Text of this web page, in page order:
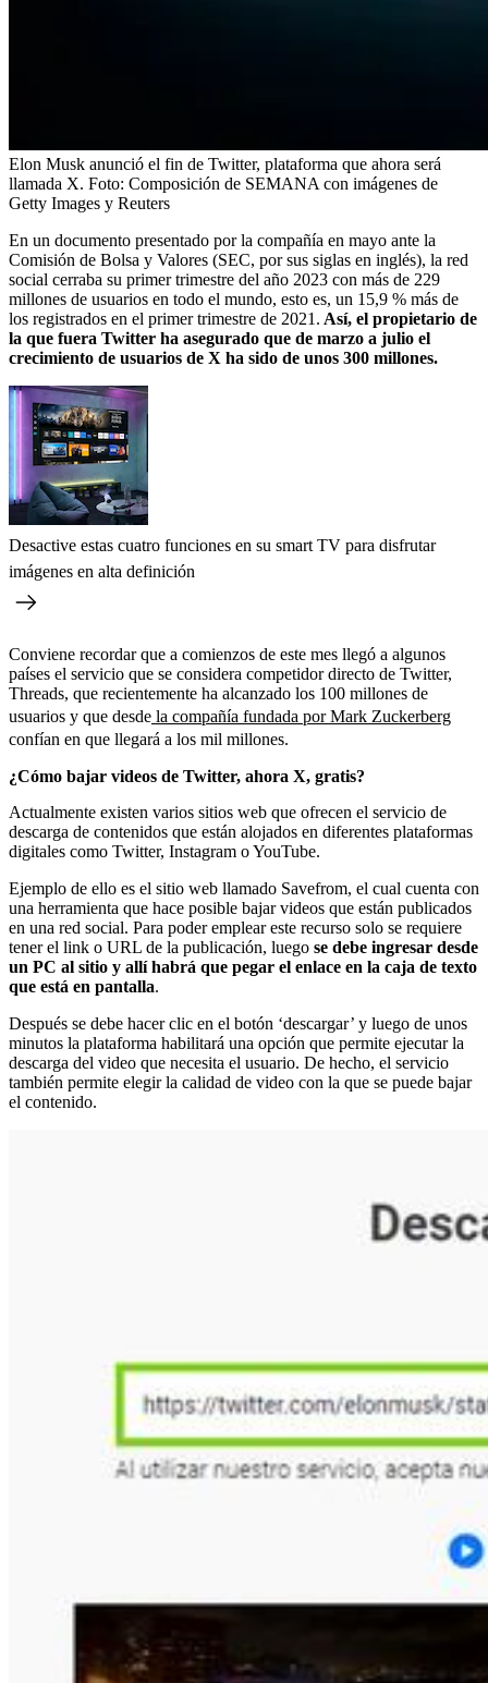
Elon Musk anunció el fin de Twitter, plataforma que ahora será
llamada X. Foto: Composición de SEMANA con imágenes de
Getty Images y Reuters
En un documento presentado por la compañía en mayo ante la
Comisión de Bolsa y Valores (SEC, por sus siglas en inglés), la red
social cerraba su primer trimestre del año 2023 con más de 229
millones de usuarios en todo el mundo, esto es, un 15,9 % más de
los registrados en el primer trimestre de 2021. Así, el propietario de
la que fuera Twitter ha asegurado que de marzo a julio el
crecimiento de usuarios de X ha sido de unos 300 millones.
Desactive estas cuatro funciones en su smart TV para disfrutar
imágenes en alta definición
Conviene recordar que a comienzos de este mes llegó a algunos
países el servicio que se considera competidor directo de Twitter,
Threads, que recientemente ha alcanzado los 100 millones de
usuarios y que desde la compañía fundada por Mark Zuckerberg
confían en que llegará a los mil millones.
¿Cómo bajar videos de Twitter, ahora X, gratis?
Actualmente existen varios sitios web que ofrecen el servicio de
descarga de contenidos que están alojados en diferentes plataformas
digitales como Twitter, Instagram o YouTube.
Ejemplo de ello es el sitio web llamado Savefrom, el cual cuenta con
una herramienta que hace posible bajar videos que están publicados
en una red social. Para poder emplear este recurso solo se requiere
tener el link o URL de la publicación, luego se debe ingresar desde
un PC al sitio y allí habrá que pegar el enlace en la caja de texto
que está en pantalla.
Después se debe hacer clic en el botón ‘descargar’ y luego de unos
minutos la plataforma habilitará una opción que permite ejecutar la
descarga del video que necesita el usuario. De hecho, el servicio
también permite elegir la calidad de video con la que se puede bajar
el contenido.